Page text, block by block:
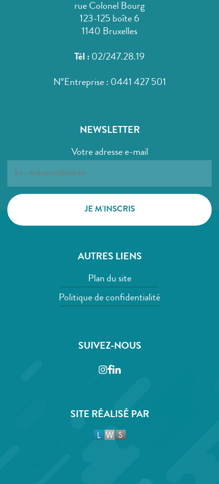
rue Colonel Bourg
123-125 boîte 6
1140 Bruxelles
Tél : 02/247.28.19
N°Entreprise : 0441 427 501
NEWSLETTER
Votre adresse e-mail
AUTRES LIENS
Plan du site
Politique de confidentialité
SUIVEZ-NOUS
Instagram
Facebook
LinkedIn
SITE RÉALISÉ PAR